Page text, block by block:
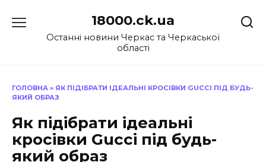
до
18000.ck.ua
Останні новини Черкас та Черкаської
області
ГОЛОВНА » ЯК ПІДІБРАТИ ІДЕАЛЬНІ КРОСІВКИ GUCCI ПІД БУДЬ-
ЯКИЙ ОБРАЗ
Як підібрати ідеальні
кросівки Gucci під будь-
який образ